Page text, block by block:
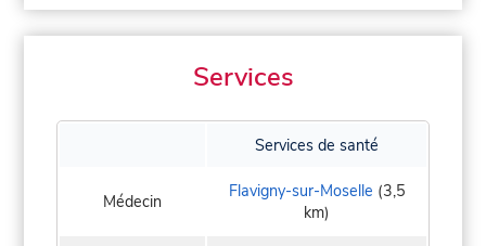
Services
Services de santé
Médecin Flavigny-sur-Moselle (3,5
km)